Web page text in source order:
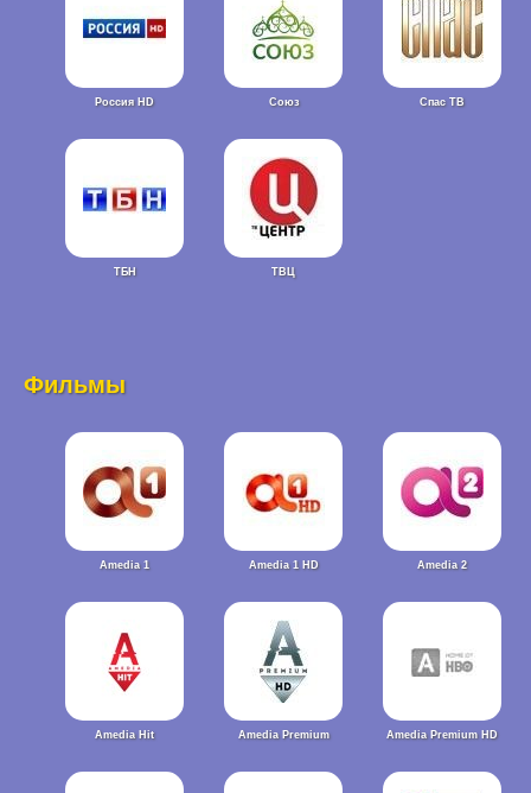
Россия HD Союз Спас ТВ
ТБН ТВЦ
Фильмы
Amedia 1 Amedia 1 HD Amedia 2
Amedia Hit Amedia Premium Amedia Premium HD